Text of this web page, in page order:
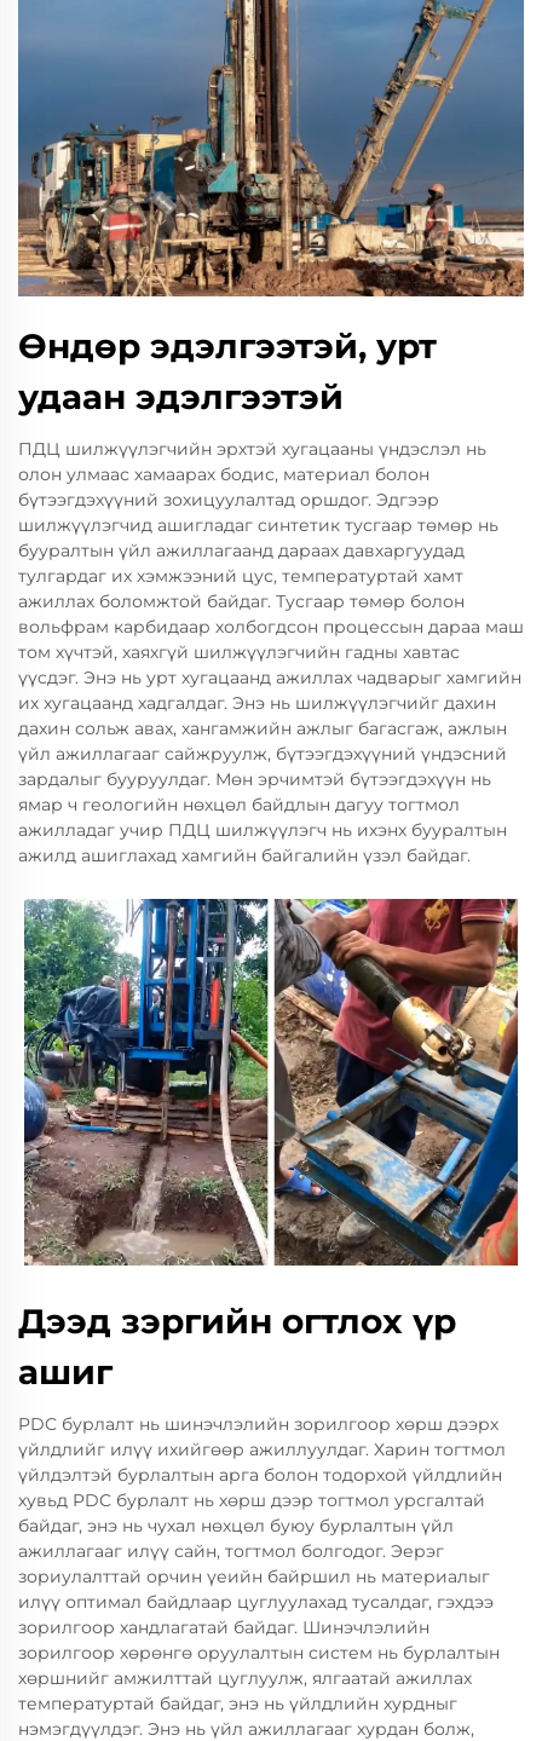
Өндөр эдэлгээтэй, урт
удаан эдэлгээтэй
ПДЦ шилжүүлэгчийн эрхтэй хугацааны үндэслэл нь
олон улмаас хамаарах бодис, материал болон
бүтээгдэхүүний зохицуулалтад оршдог. Эдгээр
шилжүүлэгчид ашигладаг синтетик тусгаар төмөр нь
бууралтын үйл ажиллагаанд дараах давхаргуудад
тулгардаг их хэмжээний цус, температуртай хамт
ажиллах боломжтой байдаг. Тусгаар төмөр болон
вольфрам карбидаар холбогдсон процессын дараа маш
том хүчтэй, хаяхгүй шилжүүлэгчийн гадны хавтас
үүсдэг. Энэ нь урт хугацаанд ажиллах чадварыг хамгийн
их хугацаанд хадгалдаг. Энэ нь шилжүүлэгчийг дахин
дахин сольж авах, хангамжийн ажлыг багасгаж, ажлын
үйл ажиллагааг сайжруулж, бүтээгдэхүүний үндэсний
зардалыг бууруулдаг. Мөн эрчимтэй бүтээгдэхүүн нь
ямар ч геологийн нөхцөл байдлын дагуу тогтмол
ажилладаг учир ПДЦ шилжүүлэгч нь ихэнх бууралтын
ажилд ашиглахад хамгийн байгалийн үзэл байдаг.
Дээд зэргийн огтлох үр
ашиг
PDC бурлалт нь шинэчлэлийн зорилгоор хөрш дээрх
үйлдлийг илүү ихийгөөр ажиллуулдаг. Харин тогтмол
үйлдэлтэй бурлалтын арга болон тодорхой үйлдлийн
хувьд PDC бурлалт нь хөрш дээр тогтмол урсгалтай
байдаг, энэ нь чухал нөхцөл буюу бурлалтын үйл
ажиллагааг илүү сайн, тогтмол болгодог. Эерэг
зориулалттай орчин үеийн байршил нь материалыг
илүү оптимал байдлаар цуглуулахад тусалдаг, гэхдээ
зорилгоор хандлагатай байдаг. Шинэчлэлийн
зорилгоор хөрөнгө оруулалтын систем нь бурлалтын
хөршнийг амжилттай цуглуулж, ялгаатай ажиллах
температуртай байдаг, энэ нь үйлдлийн хурдныг
нэмэгдүүлдэг. Энэ нь үйл ажиллагааг хурдан болж,